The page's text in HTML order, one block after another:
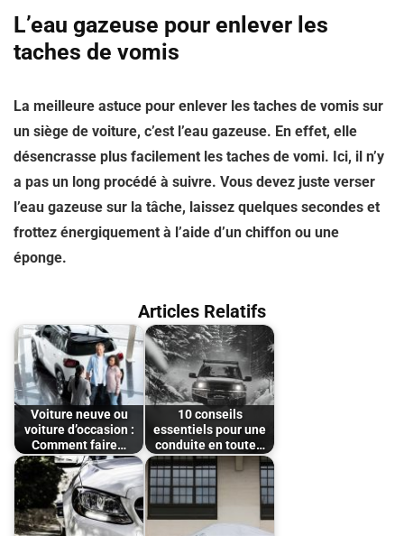
L’eau gazeuse pour enlever les
taches de vomis
La meilleure astuce pour enlever les taches de vomis sur
un siège de voiture, c’est l’eau gazeuse. En effet, elle
désencrasse plus facilement les taches de vomi. Ici, il n’y
a pas un long procédé à suivre. Vous devez juste verser
l’eau gazeuse sur la tâche, laissez quelques secondes et
frottez énergiquement à l’aide d’un chiffon ou une
éponge.
Articles Relatifs
Voiture neuve ou
voiture d’occasion :
Comment faire…
10 conseils
essentiels pour une
conduite en toute…